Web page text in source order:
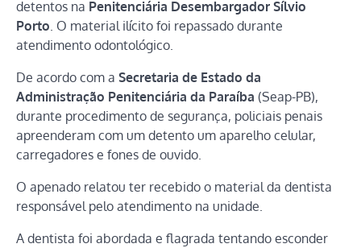
detentos na Penitenciária Desembargador Sílvio
Porto. O material ilícito foi repassado durante
atendimento odontológico.
De acordo com a Secretaria de Estado da
Administração Penitenciária da Paraíba (Seap-PB),
durante procedimento de segurança, policiais penais
apreenderam com um detento um aparelho celular,
carregadores e fones de ouvido.
O apenado relatou ter recebido o material da dentista
responsável pelo atendimento na unidade.
A dentista foi abordada e flagrada tentando esconder